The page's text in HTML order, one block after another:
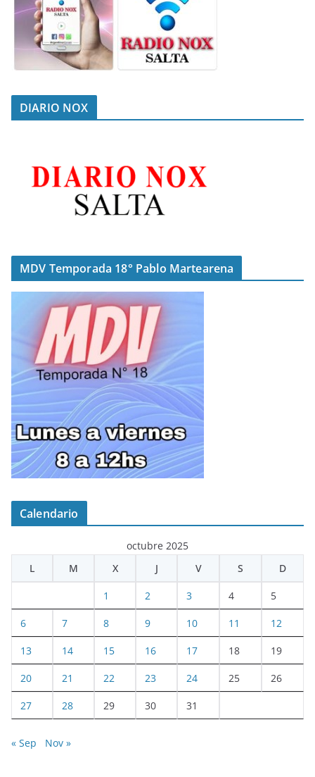
DIARIO NOX
MDV Temporada 18° Pablo Martearena
Calendario
octubre 2025
L
M X J V S D
1 2 3 4 5
6 7 8 9 10 11 12
13 14 15 16 17 18 19
20 21 22 23 24 25 26
27 28 29 30 31
« Sep Nov »